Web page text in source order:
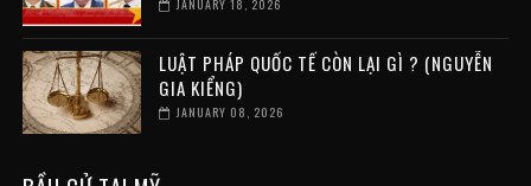
JANUARY 18, 2026
LUẬT PHÁP QUỐC TẾ CÒN LẠI GÌ ? (NGUYỄN
GIA KIỂNG)
JANUARY 08, 2026